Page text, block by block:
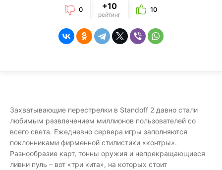
0 +10
рейтинг
10
Захватывающие перестрелки в Standoff 2 давно стали
любимым развлечением миллионов пользователей со
всего света. Ежедневно сервера игры заполняются
поклонниками фирменной стилистики «контры».
Разнообразие карт, тонны оружия и непрекращающиеся
ливни пуль – вот «три кита», на которых стоит